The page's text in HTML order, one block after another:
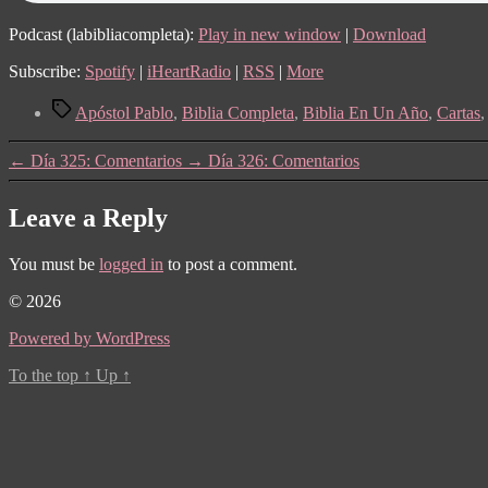
Podcast (labibliacompleta): Play in new window | Download
Subscribe: Spotify | iHeartRadio | RSS | More
TagsApóstol Pablo, Biblia Completa, Biblia En Un Año, Cartas,
← Día 325: Comentarios → Día 326: Comentarios
Leave a Reply
You must be logged in to post a comment.
© 2026
Powered by WordPress
To the top ↑ Up ↑